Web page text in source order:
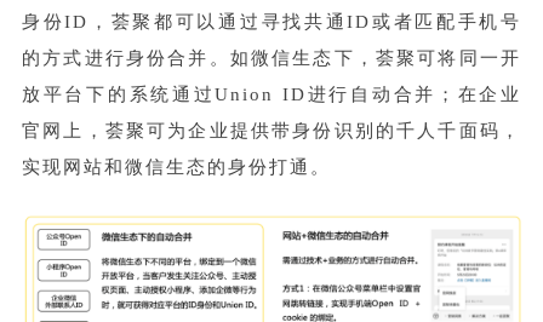
身份ID，荟聚都可以通过寻找共通ID或者匹配手机号
的方式进行身份合并。如微信生态下，荟聚可将同一开
放平台下的系统通过Union ID进行自动合并；在企业
官网上，荟聚可为企业提供带身份识别的千人千面码，
实现网站和微信生态的身份打通。